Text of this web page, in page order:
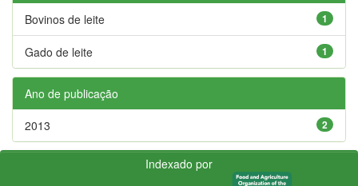
1
Bovinos de leite
1
Gado de leite
Ano de publicação
2
2013
Indexado por